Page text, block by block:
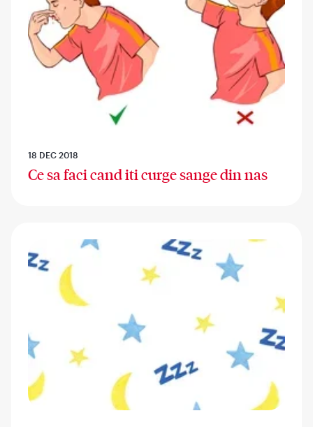
18 DEC 2018
Ce sa faci cand iti curge sange din nas